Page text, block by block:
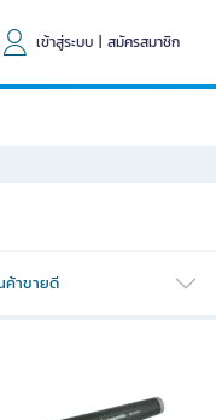
เข้าสู่ระบบ | สมัครสมาชิก
ค้าขายดี